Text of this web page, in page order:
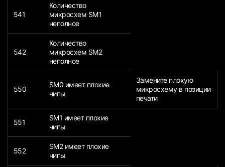
541
Количество
микросхем SM1
неполное
542
Количество
микросхем SM2
неполное
550
SM0 имеет плохие
чипы
Замените плохую
микросхему в позиции
печати
551
SM1 имеет плохие
чипы
552
SM2 имеет плохие
чипы